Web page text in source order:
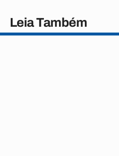
Leia Também